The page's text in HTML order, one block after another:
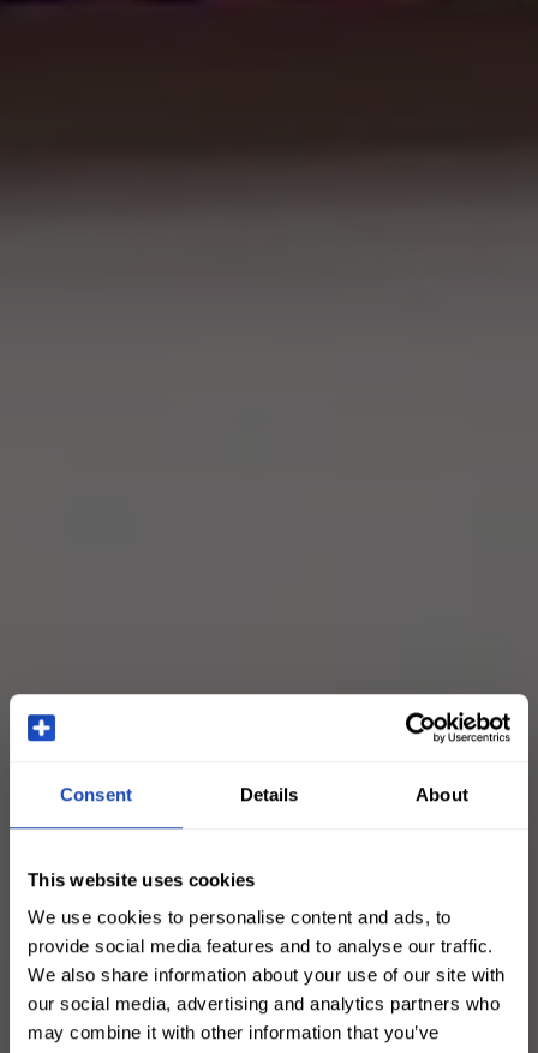
Consent Details About
This website uses cookies
We use cookies to personalise content and ads, to
provide social media features and to analyse our traffic.
We also share information about your use of our site with
our social media, advertising and analytics partners who
may combine it with other information that you’ve